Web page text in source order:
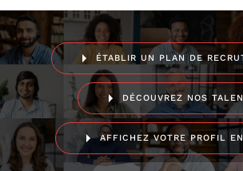
ÉTABLIR UN PLAN DE
DÉCOUVREZ NOS
AFFICHEZ VOTRE PROFIL